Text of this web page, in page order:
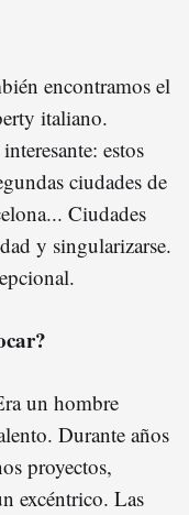
encontramos el
italiano.
estos
ciudades de
Ciudades
y singularizarse.
un hombre
Durante años
proyectos,
excéntrico. Las